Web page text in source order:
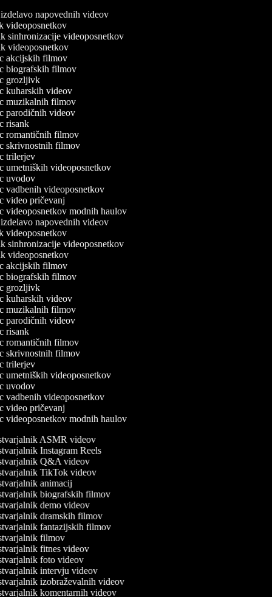
izdelavo napovednih videov
videoposnetkov
sinhronizacije videoposnetkov
videoposnetkov
akcijskih filmov
biografskih filmov
grozljivk
kuharskih videov
muzikalnih filmov
parodičnih videov
risank
romantičnih filmov
skrivnostnih filmov
trilerjev
umetniških videoposnetkov
uvodov
vadbenih videoposnetkov
video pričevanj
videoposnetkov modnih haulov
izdelavo napovednih videov
videoposnetkov
sinhronizacije videoposnetkov
videoposnetkov
akcijskih filmov
biografskih filmov
grozljivk
kuharskih videov
muzikalnih filmov
parodičnih videov
risank
romantičnih filmov
skrivnostnih filmov
trilerjev
umetniških videoposnetkov
uvodov
vadbenih videoposnetkov
video pričevanj
videoposnetkov modnih haulov
ASMR videov
Instagram Reels
Q&A videov
TikTok videov
animacij
biografskih filmov
demo videov
dramskih filmov
fantazijskih filmov
filmov
fitnes videov
foto videov
intervju videov
izobraževalnih videov
komentarnih videov